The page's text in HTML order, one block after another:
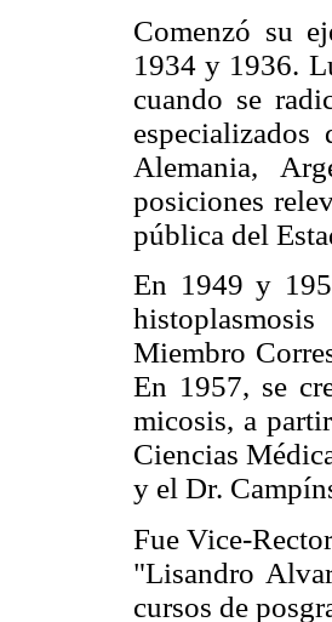
Comenzó su
1934 y 1936.
cuando se
Alemania,
posiciones
pública del
En 1949 y
Miembro
En 1957, se
micosis, a
Ciencias
y el Dr.
Fue Vice-
"Lisandro
cursos de